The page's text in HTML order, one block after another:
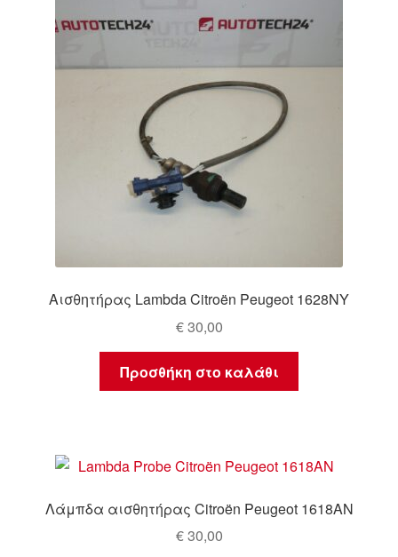
Αισθητήρας Lambda Citroën Peugeot 1628NY
€30,00
Προσθήκη στο καλάθι
Λάμπδα αισθητήρας Citroën Peugeot 1618AN
€30,00